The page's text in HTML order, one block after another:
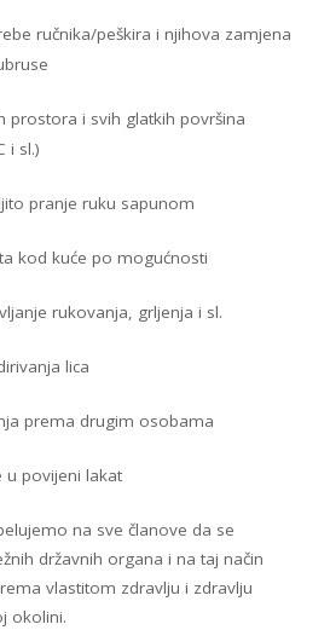
ručnika/peškira i njihova zamjena
prostora i svih glatkih površina
i sl.)
pranje ruku sapunom
kod kuće po mogućnosti
rukovanja, grljenja i sl.
lica
prema drugim osobama
u povijeni lakat
na sve članove da se
državnih organa i na taj način
vlastitom zdravlju i zdravlju
okolini.